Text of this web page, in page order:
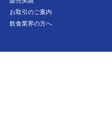
お取引のご案内
飲食業界の方へ